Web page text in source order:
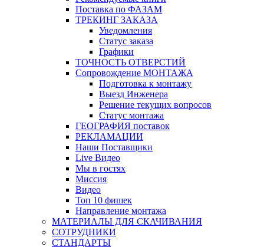
Поставка по ФАЗАМ
ТРЕКИНГ ЗАКАЗА
Уведомления
Статус заказа
Графики
ТОЧНОСТЬ ОТВЕРСТИЙ
Сопровождение МОНТАЖА
Подготовка к монтажу
Выезд Инженера
Решение текущих вопросов
Статус монтажа
ГЕОГРАФИЯ поставок
РЕКЛАМАЦИИ
Наши Поставщики
Live Видео
Мы в гостях
Миссия
Видео
Топ 10 фишек
Направление монтажа
МАТЕРИАЛЫ ДЛЯ СКАЧИВАНИЯ
СОТРУДНИКИ
СТАНДАРТЫ